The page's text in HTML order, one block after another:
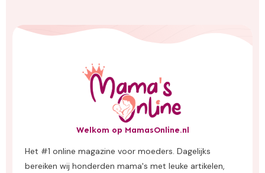
Welkom op MamasOnline.nl
Het #1 online magazine voor moeders. Dagelijks
bereiken wij honderden mama's met leuke artikelen,